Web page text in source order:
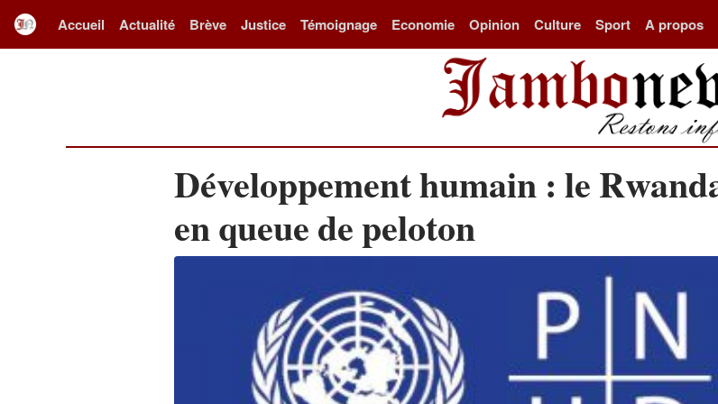
Accueil Actualité Brève Justice Témoignage Economie Opinion Culture Sport A propos
Développement humain : le
en queue de peloton